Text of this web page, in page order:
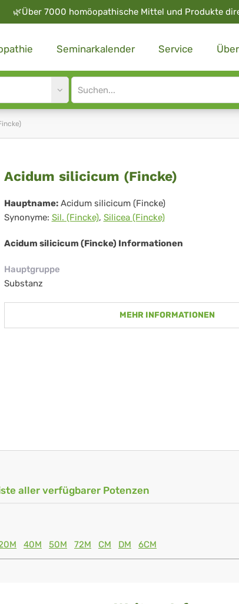
🌿Über 7000 homöopathische Mittel und Produkte
Seminarkalender Service
Site
search
Acidum
silicicum
(Fincke)
Acidum silicicum (Fincke)
Hauptname: Acidum silicicum (Fincke)
Synonyme: Sil. (Fincke), Silicea (Fincke)
Acidum silicicum (Fincke) Informationen
Hauptgruppe
Substanz
MEHR INFORMATIONEN
aller verfügbarer Potenzen
40M 50M 72M CM DM 6CM